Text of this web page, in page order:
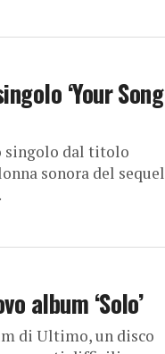
‘Your Song
singolo dal titolo
sonora del sequel
album ‘Solo’
di Ultimo, un disco